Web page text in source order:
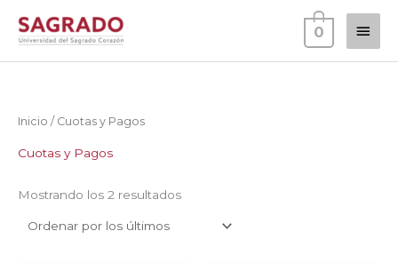
0
Inicio / Cuotas y Pagos
Cuotas y Pagos
Mostrando los 2 resultadosOrdenado
últimos